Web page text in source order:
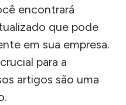
encontrará
que pode
em sua empresa.
para a
artigos são uma